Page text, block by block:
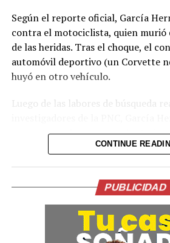
Según el reporte oficial, García
contra el motociclista, quien murió
de las heridas. Tras el choque, el
automóvil deportivo (un Corvette
huyó en otro vehículo.
Luego de las labores de búsqueda
presentarse de manera voluntaria
delegaciones policiales. La
El caso generó fuerte conmoción
donde se viralizaron imágenes del
y especulaciones sobre la identidad
Policía aclaró la situación con el
CONTINUE
PUBLICIDAD